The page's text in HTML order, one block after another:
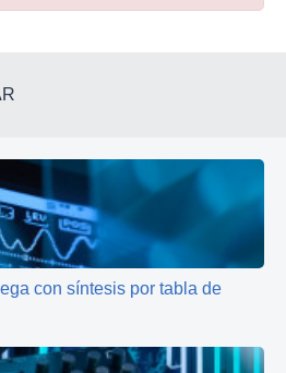
con síntesis por tabla de